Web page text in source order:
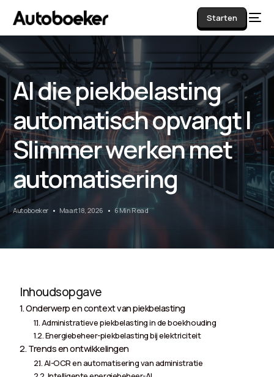
Starten
AI die piekbelasting
automatisch opvangt |
Slimmer werken met
automatisering
Autoboeker Maart 18, 2026 6 Min Read
Inhoudsopgave
Onderwerp en context van piekbelasting
Administratieve piekbelasting in de boekhouding
Energiebeheer-piekbelasting bij elektriciteit
Trends en ontwikkelingen
AI-OCR en automatisering van administratie
AI